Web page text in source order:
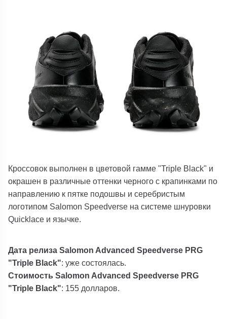
Кроссовок выполнен в цветовой гамме "Triple Black" и
окрашен в различные оттенки черного с крапинками по
направлению к пятке подошвы и серебристым
логотипом Salomon Speedverse на системе шнуровки
Quicklace и язычке.
Дата релиза Salomon Advanced Speedverse PRG
"Triple Black": уже состоялась.
Стоимость Salomon Advanced Speedverse PRG
"Triple Black": 155 долларов.